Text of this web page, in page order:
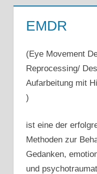
EMDR
(Eye Movement
Reprocessing/
Aufarbeitung mit
)
ist eine der
Methoden zur
Gedanken,
und